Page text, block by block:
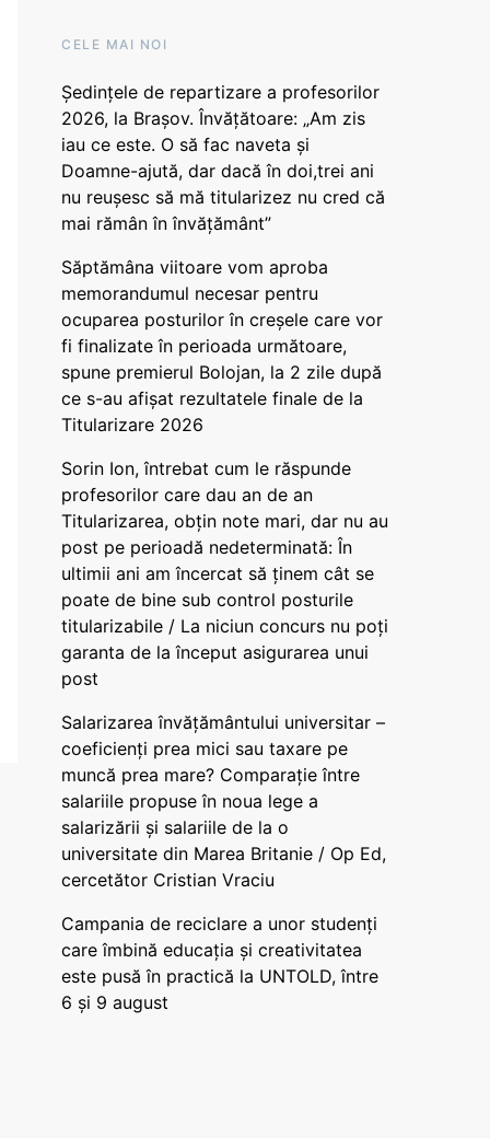
CELE MAI NOI
Ședințele de repartizare a profesorilor
2026, la Brașov. Învățătoare: „Am zis
iau ce este. O să fac naveta și
Doamne-ajută, dar dacă în doi,trei ani
nu reușesc să mă titularizez nu cred că
mai rămân în învățământ”
Săptămâna viitoare vom aproba
memorandumul necesar pentru
ocuparea posturilor în creșele care vor
fi finalizate în perioada următoare,
spune premierul Bolojan, la 2 zile după
ce s-au afișat rezultatele finale de la
Titularizare 2026
Sorin Ion, întrebat cum le răspunde
profesorilor care dau an de an
Titularizarea, obțin note mari, dar nu au
post pe perioadă nedeterminată: În
ultimii ani am încercat să ținem cât se
poate de bine sub control posturile
titularizabile / La niciun concurs nu poți
garanta de la început asigurarea unui
post
Salarizarea învățământului universitar –
coeficienți prea mici sau taxare pe
muncă prea mare? Comparație între
salariile propuse în noua lege a
salarizării și salariile de la o
universitate din Marea Britanie / Op Ed,
cercetător Cristian Vraciu
Campania de reciclare a unor studenți
care îmbină educația și creativitatea
este pusă în practică la UNTOLD, între
6 și 9 august